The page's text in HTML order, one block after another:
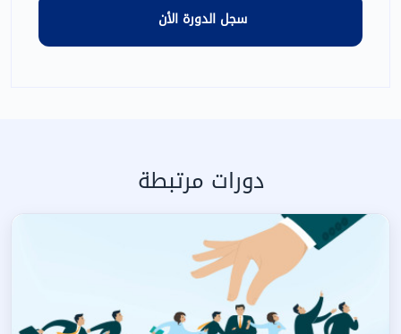
دورات مرتبطة